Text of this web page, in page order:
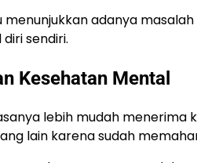
adanya
sendiri.
Kesehatan Mental
lebih mudah
lain karena sudah